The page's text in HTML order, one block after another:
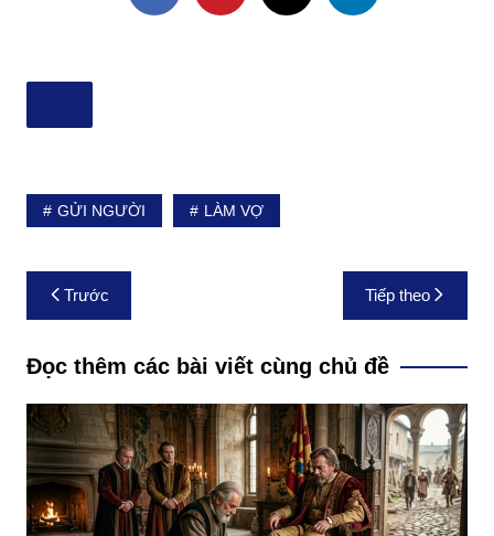
GỬI NGƯỜI LÀM VỢ
Điều
hướng
bài
viết
Trước Tiếp theo
Đọc thêm các bài viết cùng chủ đề